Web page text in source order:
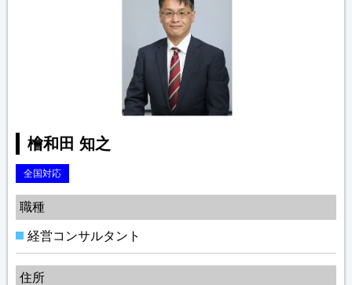
檜和田 知之
全国対応
職種
経営コンサルタント
住所